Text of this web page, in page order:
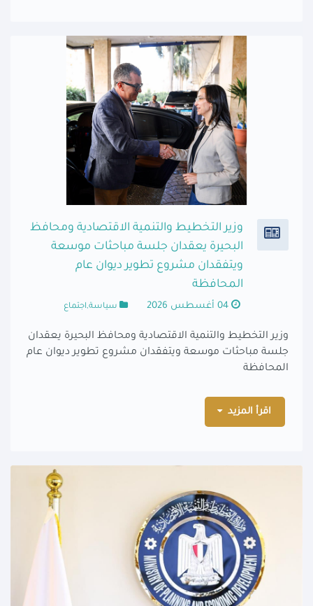
وزير التخطيط والتنمية الاقتصادية ومحافظ
البحيرة يعقدان جلسة مباحثات موسعة
ويتفقدان مشروع تطوير ديوان عام
المحافظة
04 أغسطس 2026 سياسة,اجتماع
وزير التخطيط والتنمية الاقتصادية ومحافظ البحيرة يعقدان
جلسة مباحثات موسعة ويتفقدان مشروع تطوير ديوان عام
المحافظة
اقرأ المزيد